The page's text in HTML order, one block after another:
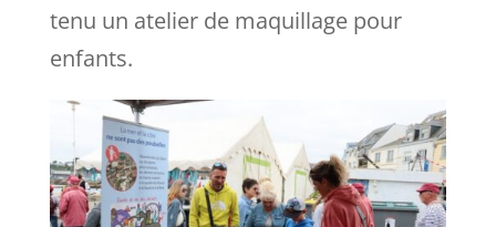
tenu un atelier de maquillage pour
enfants.